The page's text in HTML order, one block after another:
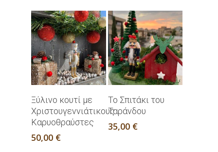
Διαβάστε
Περισσότερα
Ξύλινο κουτί με
Χριστουγεννιάτικους
Καρυοθραύστες
50,00 €
Προσθήκη Στο
Καλάθι
Το Σπιτάκι του
Ταράνδου
35,00 €